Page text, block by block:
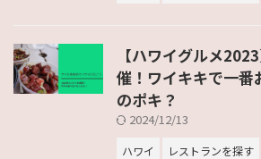
【ハワイグルメ
催！ワイキキで一番
のポキ？
2024/12/13
ハワイ レストランを探す